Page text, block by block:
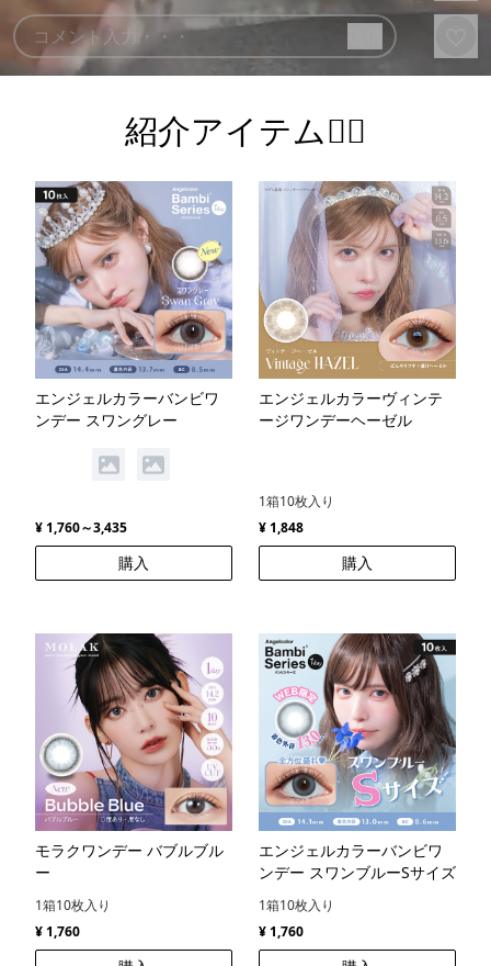
紹介アイテム💁‍♀️
エンジェルカラーバンビワ
ンデー スワングレー
¥ 1,760～3,435
購入
エンジェルカラーヴィンテ
ージワンデーヘーゼル
1箱10枚入り
¥ 1,848
購入
モラクワンデー バブルブル
ー
1箱10枚入り
¥ 1,760
エンジェルカラーバンビワ
ンデー スワンブルーSサイズ
1箱10枚入り
¥ 1,760